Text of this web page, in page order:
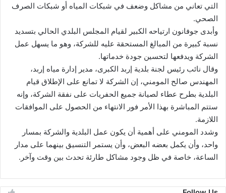
التي تعاني من مشاكل وضعف في شبكات المياه أو شبكات الصرف
الصحي.
وأبدى جوفانون ارتياحه الكبير لقيام المجلس البلدي الحالي بتسديد
نسبة كبيرة من المبالغ المستحقة عليه للشركة، وهو ما يسهل عمل
الشركة ويدفعها لتحسين جودة خدماتها.
وقال نائب رئيس لجنة بلدية إربد الكبرى، مدير إدارة مياه إربد،
المهندس صالح المومني، إن الشركة لا تمانع على الإطلاق قيام
البلدية بطرح عطاء لصيانة جميع الحفريات على نفقة الشركة، وإنه
ستتم المباشرة بهذا الأمر فور الانتهاء من الحصول على الموافقات
اللازمة.
وشدد المومني على أهمية أن يكون عمل البلدية والشركة بمسار
واحد، وأن يكمل بعضه البعض، وأن يستمر التنسيق بينهما على مدار
الساعة، خاصة في ظل وجود مشاكل طارئة تحدث بين وقت وآخر.